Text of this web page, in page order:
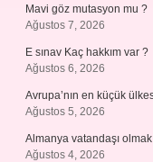
Mavi göz mutasyon mu ?
Ağustos 7, 2026
E sınav Kaç hakkım var ?
Ağustos 6, 2026
Avrupa’nın en küçük
Ağustos 5, 2026
Almanya vatandaşı
Ağustos 4, 2026